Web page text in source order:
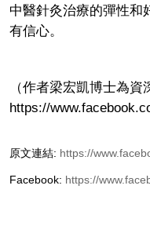
中醫針灸治療的彈性和
有信心。
（作者梁宏凱博士為資
https://
原文連結: https://
Facebook: https://